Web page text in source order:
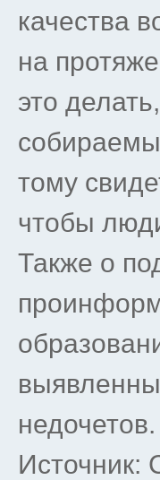
качества
на
это
тому
чтобы
Также о
недочетов.
Источник: